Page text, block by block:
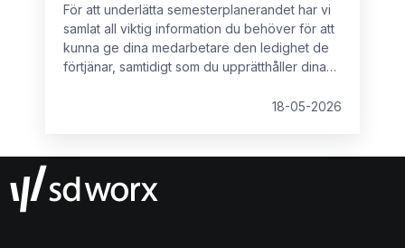
För att underlätta semesterplanerandet har vi
samlat all viktig information du behöver för att
kunna ge dina medarbetare den ledighet de
förtjänar, samtidigt som du upprätthåller dina
18-05-2026